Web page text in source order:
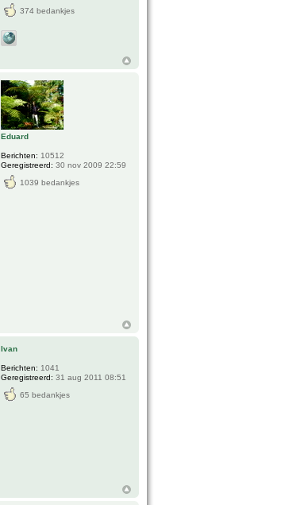
374 bedankjes
Eduard
Berichten: 10512
Geregistreerd: 30 nov 2009 22:59
1039 bedankjes
Ivan
Berichten: 1041
Geregistreerd: 31 aug 2011 08:51
65 bedankjes